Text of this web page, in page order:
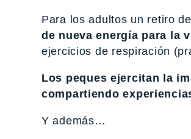
Para los adultos un retiro
de nueva energía para la
ejercicios de respiración
Los peques ejercitan la
compartiendo
Y además…